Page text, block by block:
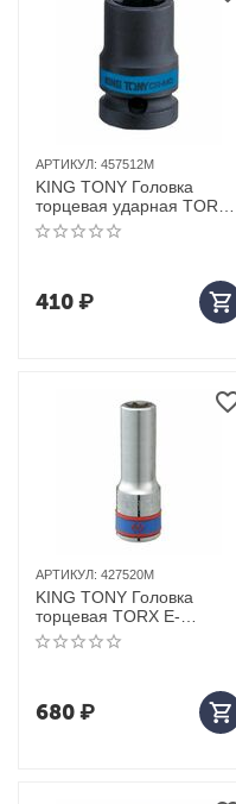
АРТИКУЛ: 457512M
KING TONY Головка
торцевая ударная TORX
Е-стандарт 1/2", E12, L =
38 мм
410₽
АРТИКУЛ: 427520M
KING TONY Головка
торцевая TORX Е-
стандарт 1/2", E20, L = 77
мм
680₽